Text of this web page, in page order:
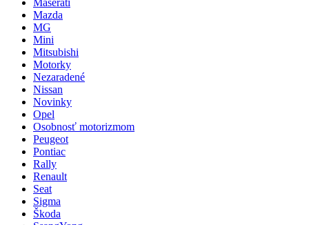
Mazda
MG
Mini
Mitsubishi
Motorky
Nezaradené
Nissan
Novinky
Opel
Osobnosť motorizmom
Peugeot
Pontiac
Rally
Renault
Seat
Sigma
Škoda